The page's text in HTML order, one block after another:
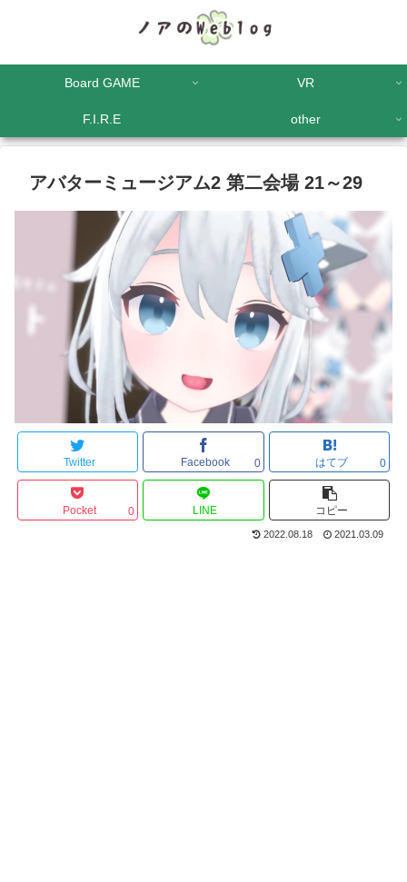
Board GAME VR
F.I.R.E other
アバターミュージアム2 第二会場 21～29
Twitter Facebook 0 はてブ 0
Pocket 0 LINE コピー
2022.08.18 2021.03.09